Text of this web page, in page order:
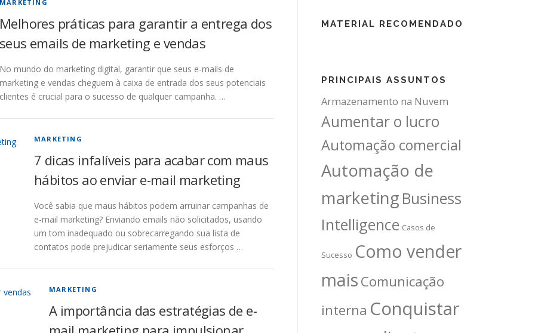
MARKETING
Melhores práticas para garantir a entrega dos
seus emails de marketing e vendas
No mundo do marketing digital, garantir que seus e-mails de
marketing e vendas cheguem à caixa de entrada dos seus potenciais
clientes é crucial para o sucesso de qualquer campanha. …
MARKETING
7 dicas infalíveis para acabar com maus
hábitos ao enviar e-mail marketing
Você sabia que maus hábitos podem arruinar campanhas de
e-mail marketing? Enviando emails não solicitados, usando
um tom inadequado ou sobrecarregando sua lista de
contatos pode prejudicar seriamente seus esforços …
MARKETING
A importância das estratégias de e-
MATERIAL RECOMENDADO
PRINCIPAIS ASSUNTOS
Armazenamento na Nuvem
Aumentar o lucro
Automação comercial
Automação de
marketing Business
Intelligence Casos de
Sucesso Como vender
maisComunicação
interna Conquistar